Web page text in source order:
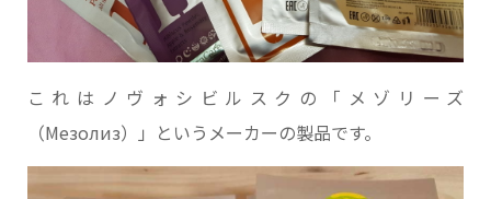
これはノヴォシビルスクの「メゾリーズ
（Мезолиз）」というメーカーの製品です。